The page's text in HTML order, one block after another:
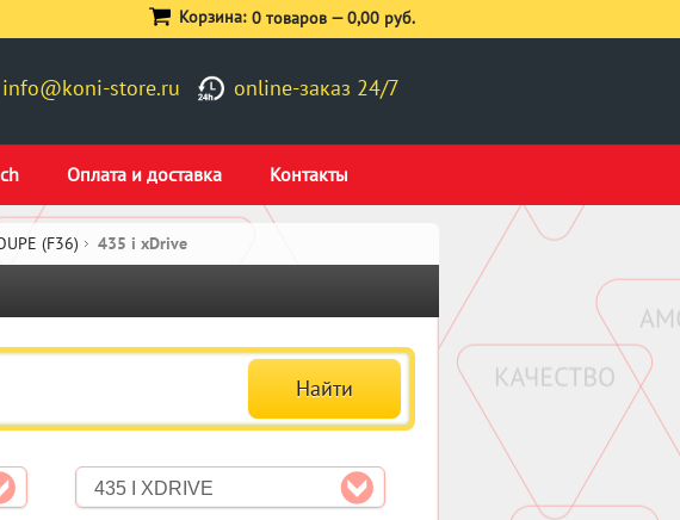
info@koni-store.ru online-заказ 24/7
Оплата и доставка Контакты
Корзина: 0 товаров —0,00 руб.
(F36) 435 i xDrive
435 I XDRIVE